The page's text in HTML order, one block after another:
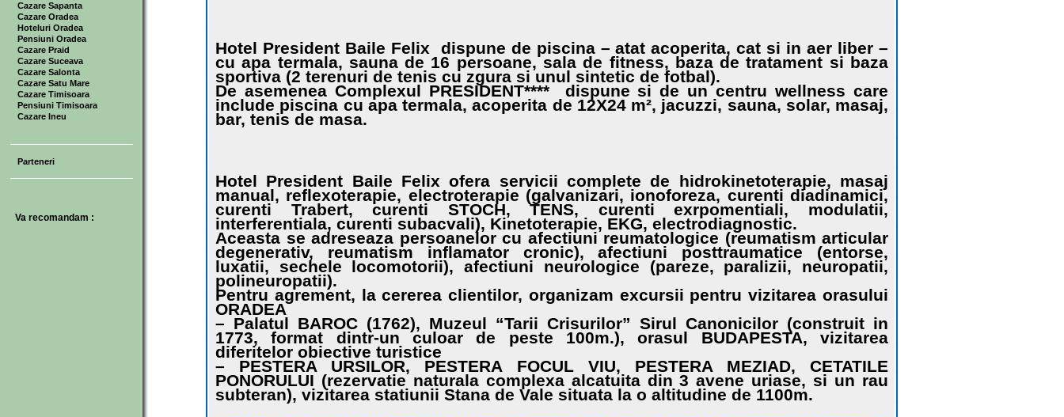
Cazare Sapanta
Cazare Oradea
Hoteluri Oradea
Pensiuni Oradea
Cazare Praid
Cazare Suceava
Cazare Salonta
Cazare Satu Mare
Cazare Timisoara
Pensiuni Timisoara
Cazare Ineu
Parteneri
Va recomandam :
Hotel President Baile Felix dispune de piscina – atat acoperita, cat si in aer liber –
cu apa termala, sauna de 16 persoane, sala de fitness, baza de tratament si baza
sportiva (2 terenuri de tenis cu zgura si unul sintetic de fotbal).
De asemenea Complexul PRESIDENT**** dispune si de un centru wellness care
include piscina cu apa termala, acoperita de 12X24 m², jacuzzi, sauna, solar, masaj,
bar, tenis de masa.
Hotel President Baile Felix ofera servicii complete de hidrokinetoterapie, masaj
manual, reflexoterapie, electroterapie (galvanizari, ionoforeza, curenti diadinamici,
curenti Trabert, curenti STOCH, TENS, curenti exrpomentiali, modulatii,
interferentiala, curenti subacvali), Kinetoterapie, EKG, electrodiagnostic.
Aceasta se adreseaza persoanelor cu afectiuni reumatologice (reumatism articular
degenerativ, reumatism inflamator cronic), afectiuni posttraumatice (entorse,
luxatii, sechele locomotorii), afectiuni neurologice (pareze, paralizii, neuropatii,
polineuropatii).
Pentru agrement, la cererea clientilor, organizam excursii pentru vizitarea orasului
ORADEA
– Palatul BAROC (1762), Muzeul “Tarii Crisurilor” Sirul Canonicilor (construit in
1773, format dintr-un culoar de peste 100m.), orasul BUDAPESTA, vizitarea
diferitelor obiective turistice
– PESTERA URSILOR, PESTERA FOCUL VIU, PESTERA MEZIAD, CETATILE
PONORULUI (rezervatie naturala complexa alcatuita din 3 avene uriase, si un rau
subteran), vizitarea statiunii Stana de Vale situata la o altitudine de 1100m.